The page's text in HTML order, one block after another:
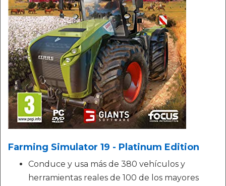
Farming Simulator 19 - Platinum Edition
Conduce y usa más de 380 vehículos y
herramientas reales de 100 de los mayores